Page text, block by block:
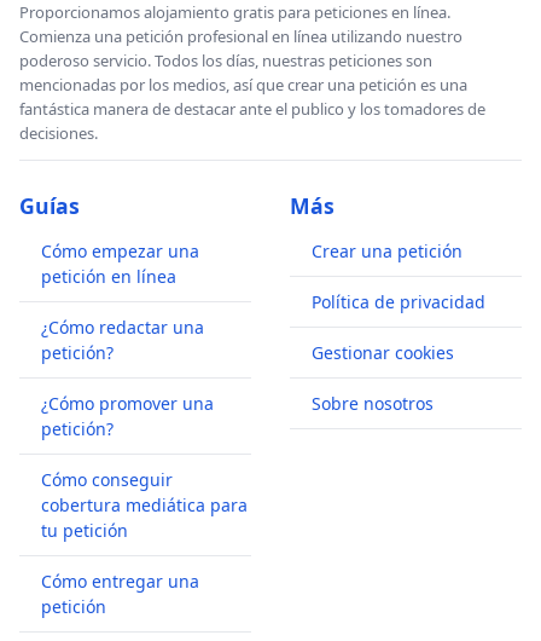
Proporcionamos alojamiento gratis para peticiones en línea.
Comienza una petición profesional en línea utilizando nuestro
poderoso servicio. Todos los días, nuestras peticiones son
mencionadas por los medios, así que crear una petición es una
fantástica manera de destacar ante el publico y los tomadores de
decisiones.
Guías
Cómo empezar una
petición en línea
¿Cómo redactar una
petición?
¿Cómo promover una
petición?
Cómo conseguir
cobertura mediática para
tu petición
Cómo entregar una
petición
Más
Crear una petición
Política de privacidad
Gestionar cookies
Sobre nosotros